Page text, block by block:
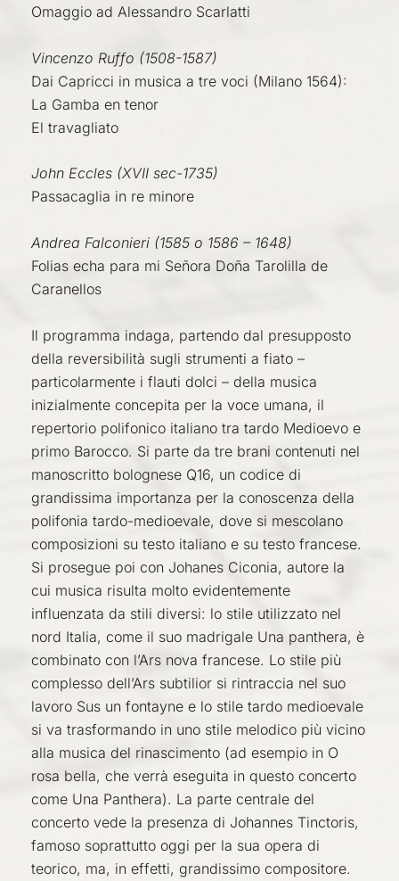
Omaggio ad Alessandro Scarlatti
Vincenzo Ruffo (1508-1587)
Dai Capricci in musica a tre voci (Milano 1564):
La Gamba en tenor
El travagliato
John Eccles (XVII sec-1735)
Passacaglia in re minore
Andrea Falconieri (1585 o 1586 – 1648)
Folias echa para mi Señora Doña Tarolilla de
Caranellos
Il programma indaga, partendo dal presupposto
della reversibilità sugli strumenti a fiato –
particolarmente i flauti dolci – della musica
inizialmente concepita per la voce umana, il
repertorio polifonico italiano tra tardo Medioevo e
primo Barocco. Si parte da tre brani contenuti nel
manoscritto bolognese Q16, un codice di
grandissima importanza per la conoscenza della
polifonia tardo-medioevale, dove si mescolano
composizioni su testo italiano e su testo francese.
Si prosegue poi con Johanes Ciconia, autore la
cui musica risulta molto evidentemente
influenzata da stili diversi: lo stile utilizzato nel
nord Italia, come il suo madrigale Una panthera, è
combinato con l’Ars nova francese. Lo stile più
complesso dell’Ars subtilior si rintraccia nel suo
lavoro Sus unfontayne e lo stile tardo medioevale
si va trasformando in uno stile melodico più vicino
alla musica del rinascimento (ad esempio in O
rosa bella, che verrà eseguita in questo concerto
come Una Panthera). La parte centrale del
concerto vede la presenza di Johannes Tinctoris,
famoso soprattutto oggi per la sua opera di
teorico, ma, in effetti, grandissimo compositore.